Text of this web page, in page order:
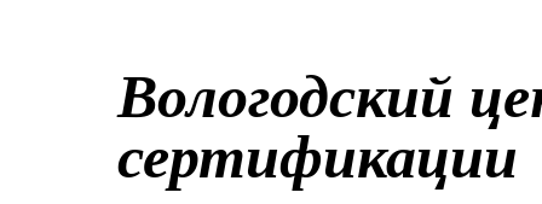
Вологодский
сертификации